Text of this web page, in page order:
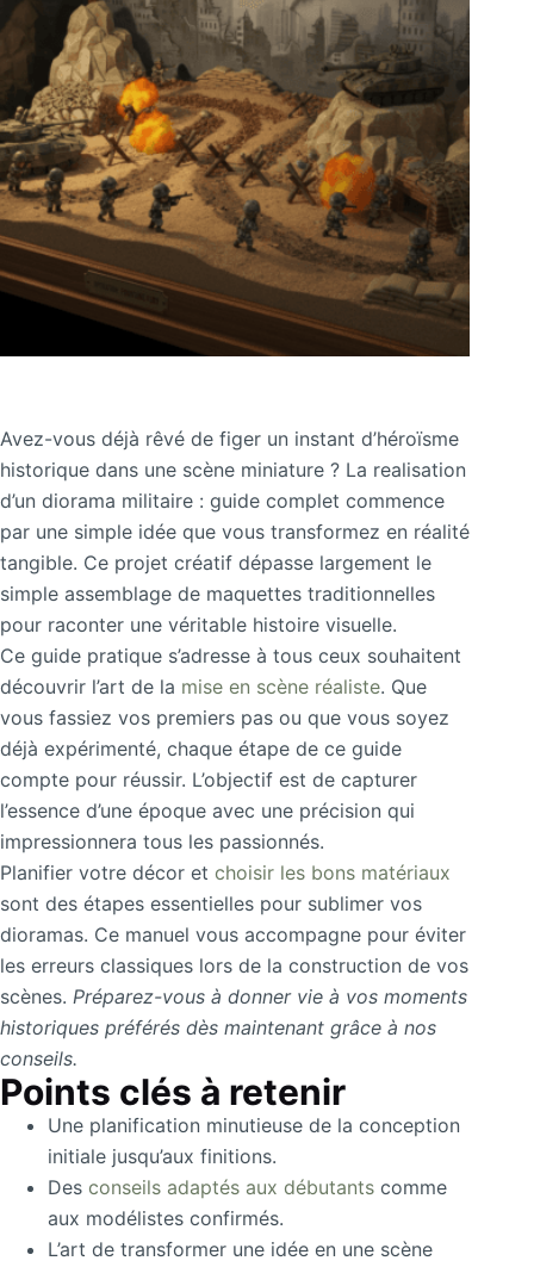
Avez-vous déjà rêvé de figer un instant d’héroïsme
historique dans une scène miniature ? La realisation
d’un diorama militaire : guide complet commence
par une simple idée que vous transformez en réalité
tangible. Ce projet créatif dépasse largement le
simple assemblage de maquettes traditionnelles
pour raconter une véritable histoire visuelle.
Ce guide pratique s’adresse à tous ceux souhaitent
découvrir l’art de la mise en scène réaliste. Que
vous fassiez vos premiers pas ou que vous soyez
déjà expérimenté, chaque étape de ce guide
compte pour réussir. L’objectif est de capturer
l’essence d’une époque avec une précision qui
impressionnera tous les passionnés.
Planifier votre décor et choisir les bons matériaux
sont des étapes essentielles pour sublimer vos
dioramas. Ce manuel vous accompagne pour éviter
les erreurs classiques lors de la construction de vos
scènes. Préparez-vous à donner vie à vos moments
historiques préférés dès maintenant grâce à nos
conseils.
Points clés à retenir
Une planification minutieuse de la conception
initiale jusqu’aux finitions.
Des conseils adaptés aux débutants comme
aux modélistes confirmés.
L’art de transformer une idée en une scène